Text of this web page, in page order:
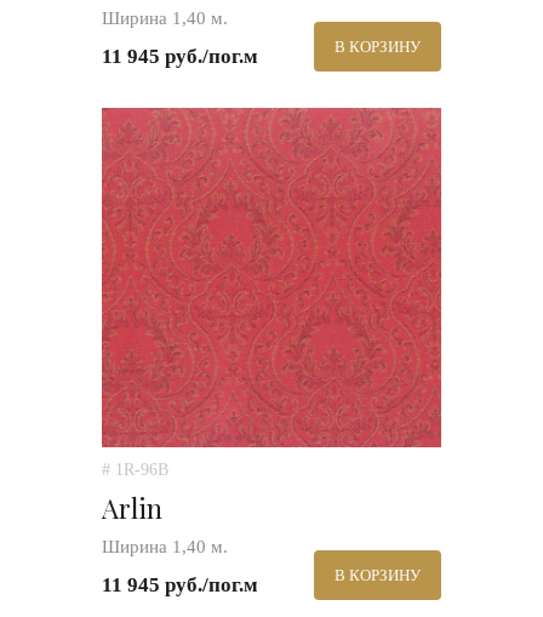
Ширина 1,40 м.
11 945 руб./пог.м В КОРЗИНУ
# 1R-96B
Arlin
Ширина 1,40 м.
11 945 руб./пог.м В КОРЗИНУ